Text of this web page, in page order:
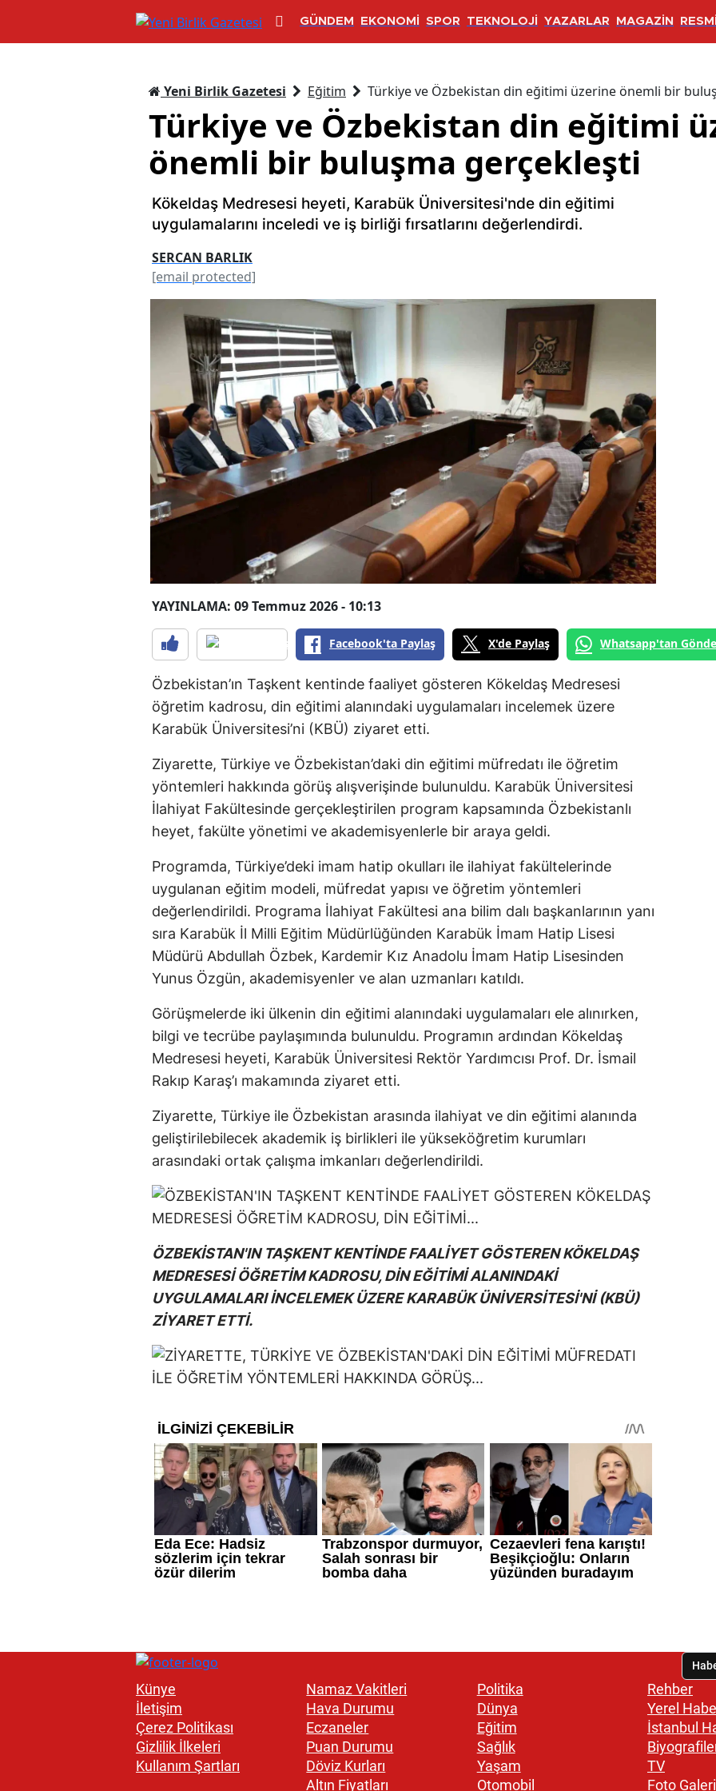
GÜNDEM EKONOMİ SPOR TEKNOLOJİ YAZARLAR MAGAZİN
Yeni Birlik Gazetesi Eğitim Türkiye ve Özbekistan din eğitimi üzerine önemli bir
Türkiye ve Özbekistan din eğitimi
önemli bir buluşma gerçekleşti
Kökeldaş Medresesi heyeti, Karabük Üniversitesi'nde din eğitimi
uygulamalarını inceledi ve iş birliği fırsatlarını değerlendirdi.
SERCAN BARLIK
[email protected]
YAYINLAMA: 09 Temmuz 2026 - 10:13
Facebook'ta Paylaş X'de Paylaş Whatsapp'tan
Özbekistan’ın Taşkent kentinde faaliyet gösteren Kökeldaş Medresesi
öğretim kadrosu, din eğitimi alanındaki uygulamaları incelemek üzere
Karabük Üniversitesi’ni (KBÜ) ziyaret etti.
Ziyarette, Türkiye ve Özbekistan’daki din eğitimi müfredatı ile öğretim
yöntemleri hakkında görüş alışverişinde bulunuldu. Karabük Üniversitesi
İlahiyat Fakültesinde gerçekleştirilen program kapsamında Özbekistanlı
heyet, fakülte yönetimi ve akademisyenlerle bir araya geldi.
Programda, Türkiye’deki imam hatip okulları ile ilahiyat fakültelerinde
uygulanan eğitim modeli, müfredat yapısı ve öğretim yöntemleri
değerlendirildi. Programa İlahiyat Fakültesi ana bilim dalı başkanlarının yanı
sıra Karabük İl Milli Eğitim Müdürlüğünden Karabük İmam Hatip Lisesi
Müdürü Abdullah Özbek, Kardemir Kız Anadolu İmam Hatip Lisesinden
Yunus Özgün, akademisyenler ve alan uzmanları katıldı.
Görüşmelerde iki ülkenin din eğitimi alanındaki uygulamaları ele alınırken,
bilgi ve tecrübe paylaşımında bulunuldu. Programın ardından Kökeldaş
Medresesi heyeti, Karabük Üniversitesi Rektör Yardımcısı Prof. Dr. İsmail
Rakıp Karaş’ı makamında ziyaret etti.
Ziyarette, Türkiye ile Özbekistan arasında ilahiyat ve din eğitimi alanında
geliştirilebilecek akademik iş birlikleri ile yükseköğretim kurumları
arasındaki ortak çalışma imkanları değerlendirildi.
ÖZBEKİSTAN'IN TAŞKENT KENTİNDE FAALİYET GÖSTEREN KÖKELDAŞ
MEDRESESİ ÖĞRETİM KADROSU, DİN EĞİTİMİ ALANINDAKİ
UYGULAMALARI İNCELEMEK ÜZERE KARABÜK ÜNİVERSİTESİ'Nİ (KBÜ)
ZİYARET ETTİ.
Künye
İletişim
Çerez Politikası
Gizlilik İlkeleri
Kullanım Şartları
Namaz Vakitleri
Hava Durumu
Eczaneler
Puan Durumu
Döviz Kurları
Altın Fiyatları
Politika
Dünya
Eğitim
Sağlık
Yaşam
Otomobil
Rehber
Yerel
İstanbul
TV
Foto Galeri